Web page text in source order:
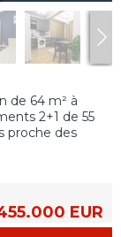
de 64 m² à
2+1 de 55
proche des
EUR